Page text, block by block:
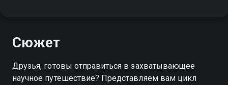
Сюжет
Друзья, готовы отправиться в захватывающее
научное путешествие? Представляем вам цикл